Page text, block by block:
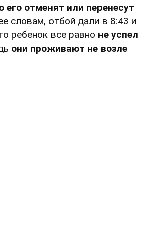
его отменят или перенесут
словам, отбой дали в 8:43 и
ребенок все равно не успел
они проживают не возле